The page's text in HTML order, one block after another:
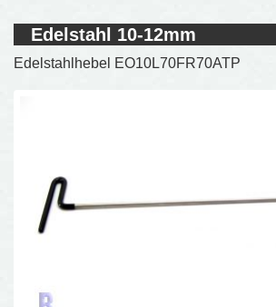
Edelstahlhebel EO10L70FR70ATP